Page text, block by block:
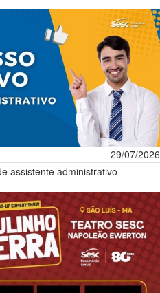
29/07/2026
assistente administrativo